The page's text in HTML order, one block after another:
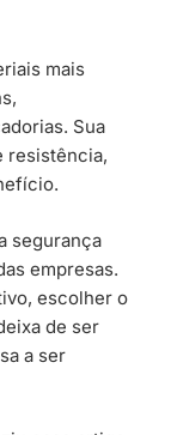
mais
Sua
resistência,
segurança
empresas.
escolher o
de ser
a ser